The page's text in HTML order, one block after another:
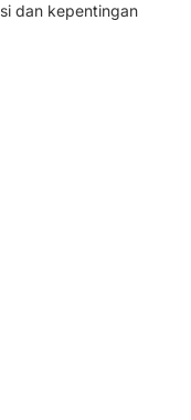
dan kepentingan